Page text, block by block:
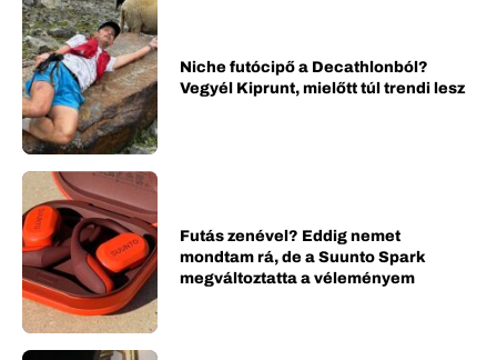
Niche futócipő a Decathlonból?
Vegyél Kiprunt, mielőtt túl trendi lesz
Futás zenével? Eddig nemet
mondtam rá, de a Suunto Spark
megváltoztatta a véleményem